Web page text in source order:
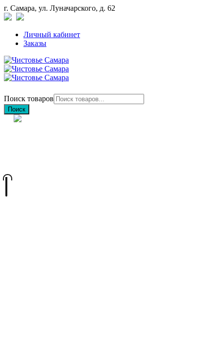
г. Самара, ул. Луначарского, д. 62
Личный кабинет
Заказы
Поиск товаров
Поиск